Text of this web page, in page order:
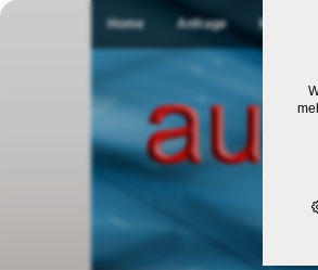
Home Anfrage Kontakt